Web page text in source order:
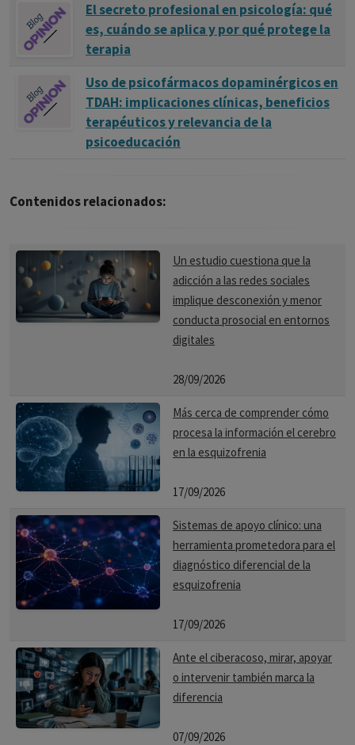
El secreto profesional en psicología: qué
es, cuándo se aplica y por qué protege la
terapia
Uso de psicofármacos dopaminérgicos en
TDAH: implicaciones clínicas, beneficios
terapéuticos y relevancia de la
psicoeducación
Contenidos relacionados:
Un estudio cuestiona que la
adicción a las redes sociales
implique desconexión y menor
conducta prosocial en entornos
digitales
28/09/2026
Más cerca de comprender cómo
procesa la información el cerebro
en la esquizofrenia
17/09/2026
Sistemas de apoyo clínico: una
herramienta prometedora para el
diagnóstico diferencial de la
esquizofrenia
17/09/2026
Ante el ciberacoso, mirar, apoyar
o intervenir también marca la
diferencia
07/09/2026